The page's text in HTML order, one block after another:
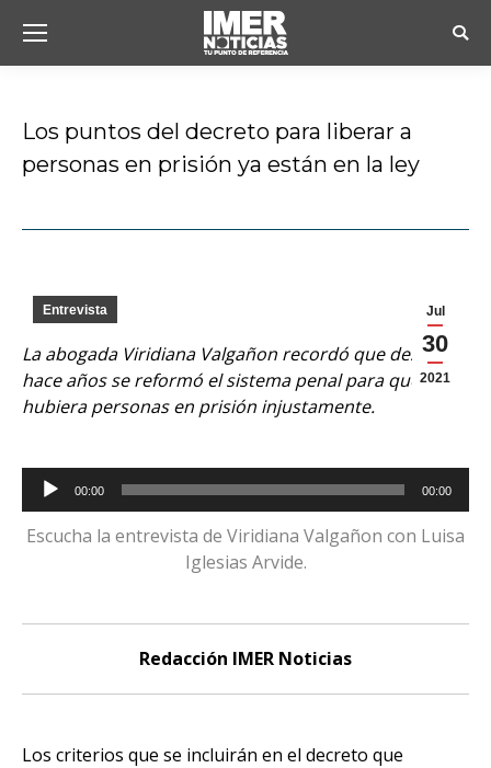
Los puntos del decreto para liberar a
personas en prisión ya están en la ley
Jul
30
2021
Entrevista
La abogada Viridiana Valgañon recordó que desde
hace años se reformó el sistema penal para que no
hubiera personas en prisión injustamente.
Reproductor
de
audio
00:00 00:00
Escucha la entrevista de Viridiana Valgañon con Luisa
Iglesias Arvide.
Redacción IMER Noticias
Los criterios que se incluirán en el decreto que